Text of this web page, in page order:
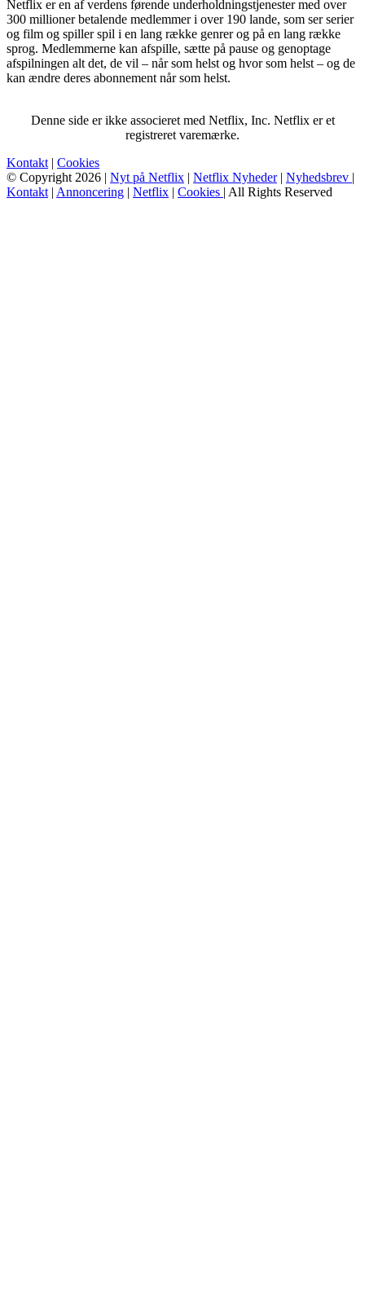
Netflix er en af verdens førende underholdningstjenester med over
300 millioner betalende medlemmer i over 190 lande, som ser serier
og film og spiller spil i en lang række genrer og på en lang række
sprog. Medlemmerne kan afspille, sætte på pause og genoptage
afspilningen alt det, de vil – når som helst og hvor som helst – og de
kan ændre deres abonnement når som helst.
Denne side er ikke associeret med Netflix, Inc. Netflix er et
registreret varemærke.
Kontakt | Cookies
© Copyright 2026 | Nyt på Netflix | Netflix Nyheder| Nyhedsbrev |
Kontakt | Annoncering | Netflix | Cookies | All Rights Reserved